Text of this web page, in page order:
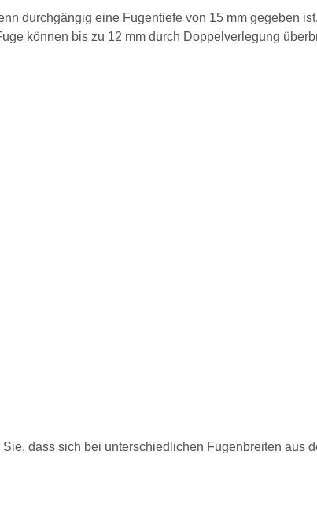
durchgängig eine Fugentiefe von 15 mm gegeben
können bis zu 12 mm durch Doppelverlegung
dass sich bei unterschiedlichen Fugenbreiten aus